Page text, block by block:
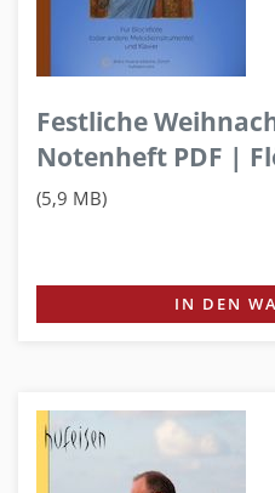
Festliche
Notenheft PDF |
(5,9 MB)
IN DEN